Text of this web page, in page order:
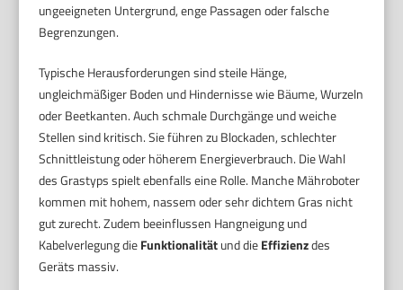
ungeeigneten Untergrund, enge Passagen oder falsche
Begrenzungen.
Typische Herausforderungen sind steile Hänge,
ungleichmäßiger Boden und Hindernisse wie Bäume, Wurzeln
oder Beetkanten. Auch schmale Durchgänge und weiche
Stellen sind kritisch. Sie führen zu Blockaden, schlechter
Schnittleistung oder höherem Energieverbrauch. Die Wahl
des Grastyps spielt ebenfalls eine Rolle. Manche Mähroboter
kommen mit hohem, nassem oder sehr dichtem Gras nicht
gut zurecht. Zudem beeinflussen Hangneigung und
Kabelverlegung dieFunktionalitätund dieEffizienzdes
Geräts massiv.